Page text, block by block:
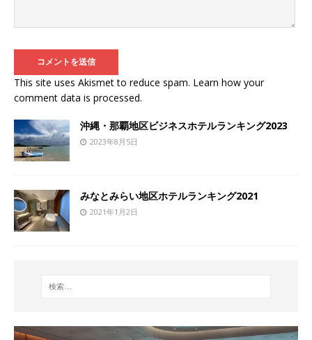
This site uses Akismet to reduce spam. Learn how your
comment data is processed.
沖縄・那覇地区ビジネスホテルランキング2023
2023年8月5日
みなとみらい地区ホテルランキング2021
2021年1月2日